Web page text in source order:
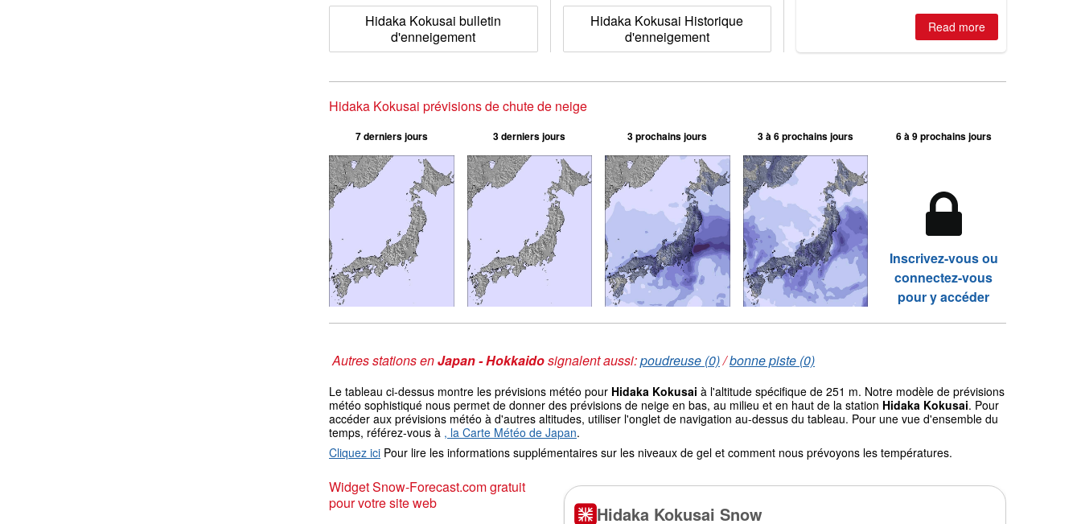
Hidaka Kokusai bulletin
d'enneigement
Hidaka Kokusai Historique
d'enneigement
Read more
Hidaka Kokusai prévisions de chute de neige
7 derniers jours 3 derniers jours 3 prochains jours 3 à 6 prochains jours 6 à 9 prochains jours
Inscrivez-vous ou
connectez-vous
pour y accéder
Autres stations enJapan - Hokkaidosignalent aussi:poudreuse (0)/bonne piste (0)
Le tableau ci-dessus montre les prévisions météo pour Hidaka Kokusai à l'altitude spécifique de 251 m. Notre modèle de prévisions
météo sophistiqué nous permet de donner des prévisions de neige en bas, au milieu et en haut de la station Hidaka Kokusai. Pour
accéder aux prévisions météo à d'autres altitudes, utiliser l'onglet de navigation au-dessus du tableau. Pour une vue d'ensemble du
temps, référez-vous à , la Carte Météo de Japan.
Cliquez ici Pour lire les informations supplémentaires sur les niveaux de gel et comment nous prévoyons les températures.
Widget Snow-Forecast.com gratuit
pour votre site web